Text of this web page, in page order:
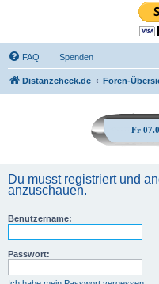
FAQ Spenden
Distanzcheck.de Foren-
Fr
Du musst registriert und
anzuschauen.
Benutzername:
Passwort: